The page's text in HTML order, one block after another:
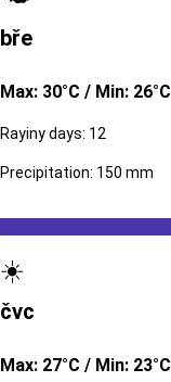
bře
Max: 30°C / Min: 26°C
Rayiny days: 12
Precipitation: 150 mm
☀️
čvc
Max: 27°C / Min: 23°C